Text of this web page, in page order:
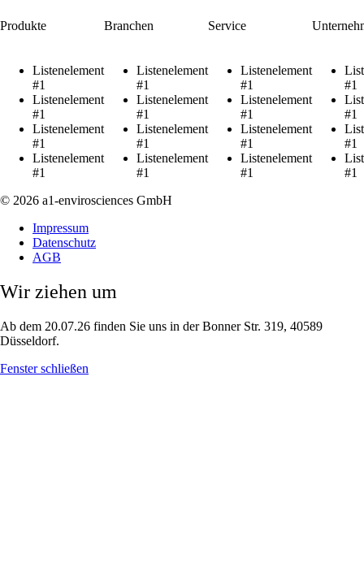
Produkte
Listenelement
#1
Listenelement
#1
Listenelement
#1
Listenelement
#1
Branchen
Listenelement
#1
Listenelement
#1
Listenelement
#1
Listenelement
#1
Service
Listenelement
#1
Listenelement
#1
Listenelement
#1
Listenelement
#1
#1
#1
#1
#1
© 2026 a1-envirosciences GmbH
Impressum
Datenschutz
AGB
Wir ziehen um
Ab dem 20.07.26 finden Sie uns in der Bonner Str. 319, 40589
Düsseldorf.
Fenster schließen